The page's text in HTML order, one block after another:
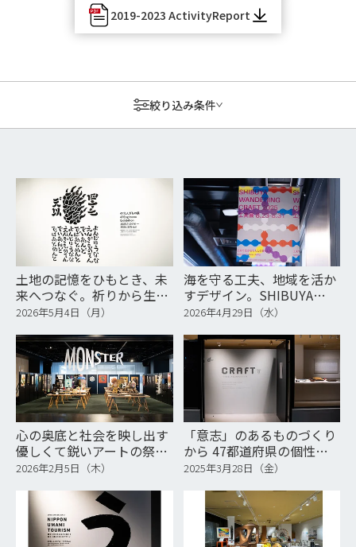
2019-2023 ActivityReport
絞り込み条件
土地の記憶をひもとき、未
来へつなぐ。祈りから生ま
れる「えんぎもの」とデザ
2026年5月4日（月）
海を守る工夫、地域を活か
すデザイン。SHIBUYA
WANDERING CRAFT 2025
2026年4月29日（水）
心の奥底と社会を映し出す
優しくて鋭いアートの祭典
MONSTER EXHIBITION
2026年2月5日（木）
「意志」のあるものづくり
から 47都道府県の個性を
知る
2025年3月28日（金）